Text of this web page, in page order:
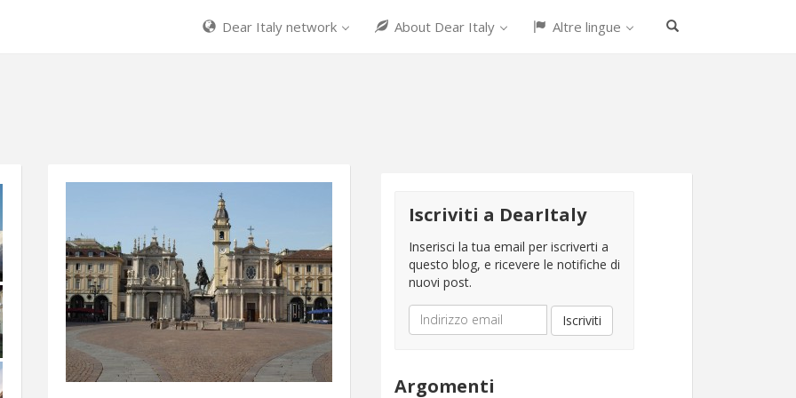
Dear Italy network About Dear Italy Altre lingue
Iscriviti a DearItaly
Inserisci la tua email per iscriverti a
questo blog, e ricevere le notifiche di
nuovi post.
Indirizzo
email
Iscriviti
Argomenti